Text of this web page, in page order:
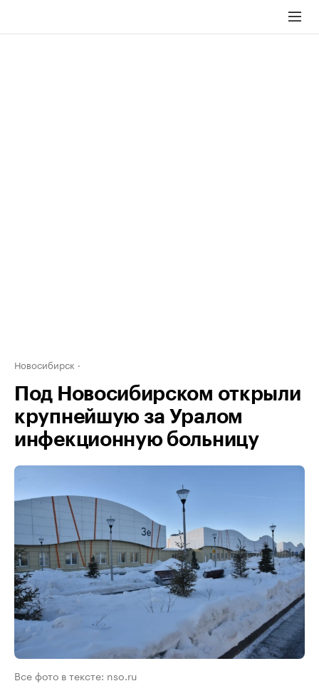
Новосибирск
Под Новосибирском открыли
крупнейшую за Уралом
инфекционную больницу
Все фото в тексте: nso.ru